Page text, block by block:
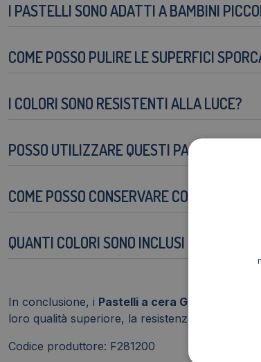
I PASTELLI SONO ADATTI A BAMBINI
COME POSSO PULIRE LE SUPERFICI
I COLORI SONO RESISTENTI ALLA LUCE?
POSSO UTILIZZARE QUESTI PASTELLI SU
COME POSSO CONSERVARE
QUANTI COLORI SONO INCLUSI
In conclusione, i Pastelli a cera GIOTTO CERA
loro qualità superiore, la resistenza, la
Codice produttore: F281200